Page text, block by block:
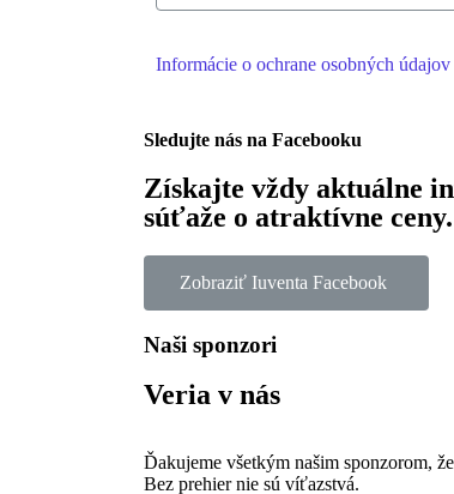
Informácie o ochrane osobných údajov
Sledujte nás na Facebooku
Získajte vždy aktuálne
súťaže o atraktívne ceny.
Zobraziť Iuventa Facebook
Naši sponzori
Veria v nás
Ďakujeme všetkým našim sponzorom,
Bez prehier nie sú víťazstvá.